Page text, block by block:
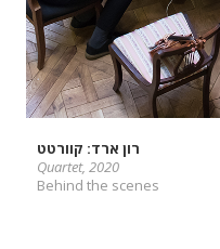
רון ארד: קוורטט
Quartet, 2020
Behind the scenes